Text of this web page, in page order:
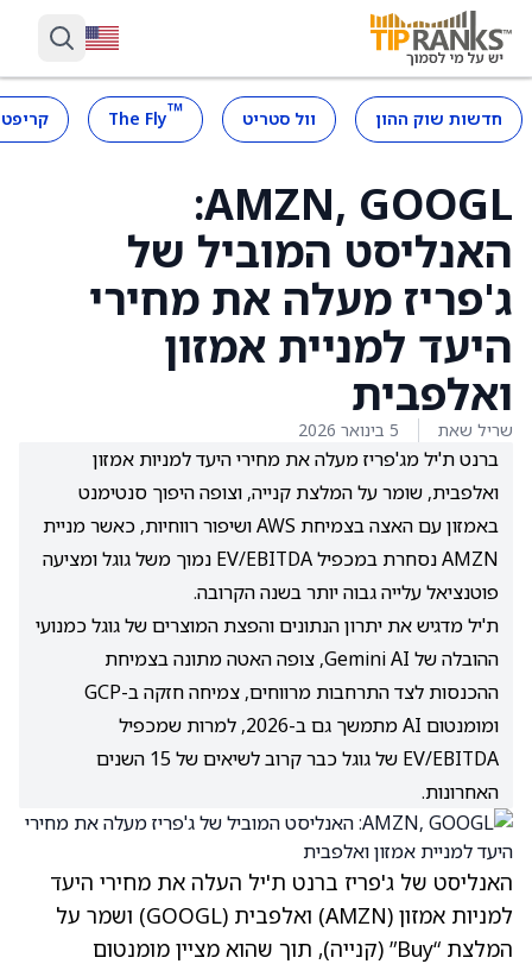
חדשות שוק ההון וול סטריט ™
The Fly
AMZN, GOOGL:
האנליסט המוביל של
ג'פריז מעלה את מחירי
היעד למניית אמזון
ואלפבית
שריל שאת 5 בינואר 2026
ברנט ת'יל מג'פריז מעלה את מחירי היעד למניות אמזון
ואלפבית, שומר על המלצת קנייה, וצופה היפוך סנטימנט
באמזון עם האצה בצמיחת AWS ושיפור רווחיות, כאשר מניית
AMZN נסחרת במכפיל EV/EBITDA נמוך משל גוגל ומציעה
פוטנציאל עלייה גבוה יותר בשנה הקרובה.
ת'יל מדגיש את יתרון הנתונים והפצת המוצרים של גוגל כמנועי
ההובלה של Gemini AI, צופה האטה מתונה בצמיחת
ההכנסות לצד התרחבות מרווחים, צמיחה חזקה ב-GCP
ומומנטום AI מתמשך גם ב-2026, למרות שמכפיל
EV/EBITDA של גוגל כבר קרוב לשיאים של 15 השנים
האחרונות.
האנליסט של ג'פריז ברנט ת'יל העלה את מחירי היעד
למניות אמזון (AMZN) ואלפבית (GOOGL)
ושמר על
המלצת “Buy” (קנייה), תוך שהוא מציין מומנטום